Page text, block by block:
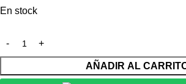
En stock
AÑADIR AL